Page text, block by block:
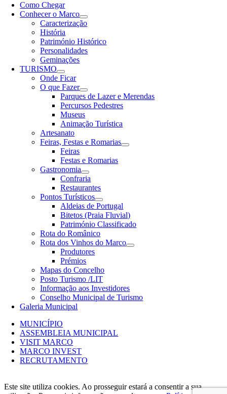
Como Chegar
Conhecer o Marco
Caracterização
História
Património Histórico
Personalidades
Geminações
TURISMO
Onde Ficar
O que Fazer
Parques de Lazer e Merendas
Percursos Pedestres
Museus
Animação Turística
Artesanato
Feiras, Festas e Romarias
Feiras
Festas e Romarias
Gastronomia
Confraria
Restaurantes
Pontos Turísticos
Aldeias de Portugal
Bitetos (Praia Fluvial)
Património Classificado
Rota do Românico
Rota dos Vinhos do Marco
Produtores
Prémios
Mapas do Concelho
Posto Turismo /LIT
Informação aos Investidores
Conselho Municipal de Turismo
Galeria Municipal
MUNICÍPIO
ASSEMBLEIA MUNICIPAL
VISIT MARCO
MARCO INVEST
RECRUTAMENTO
Este site utiliza cookies. Ao prosseguir estará a consentir a sua